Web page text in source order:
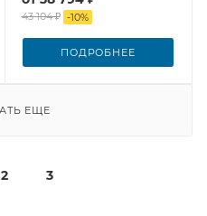
43 104 ₽ -10%
ПОДРОБНЕЕ
ЕЩЕ
2 3